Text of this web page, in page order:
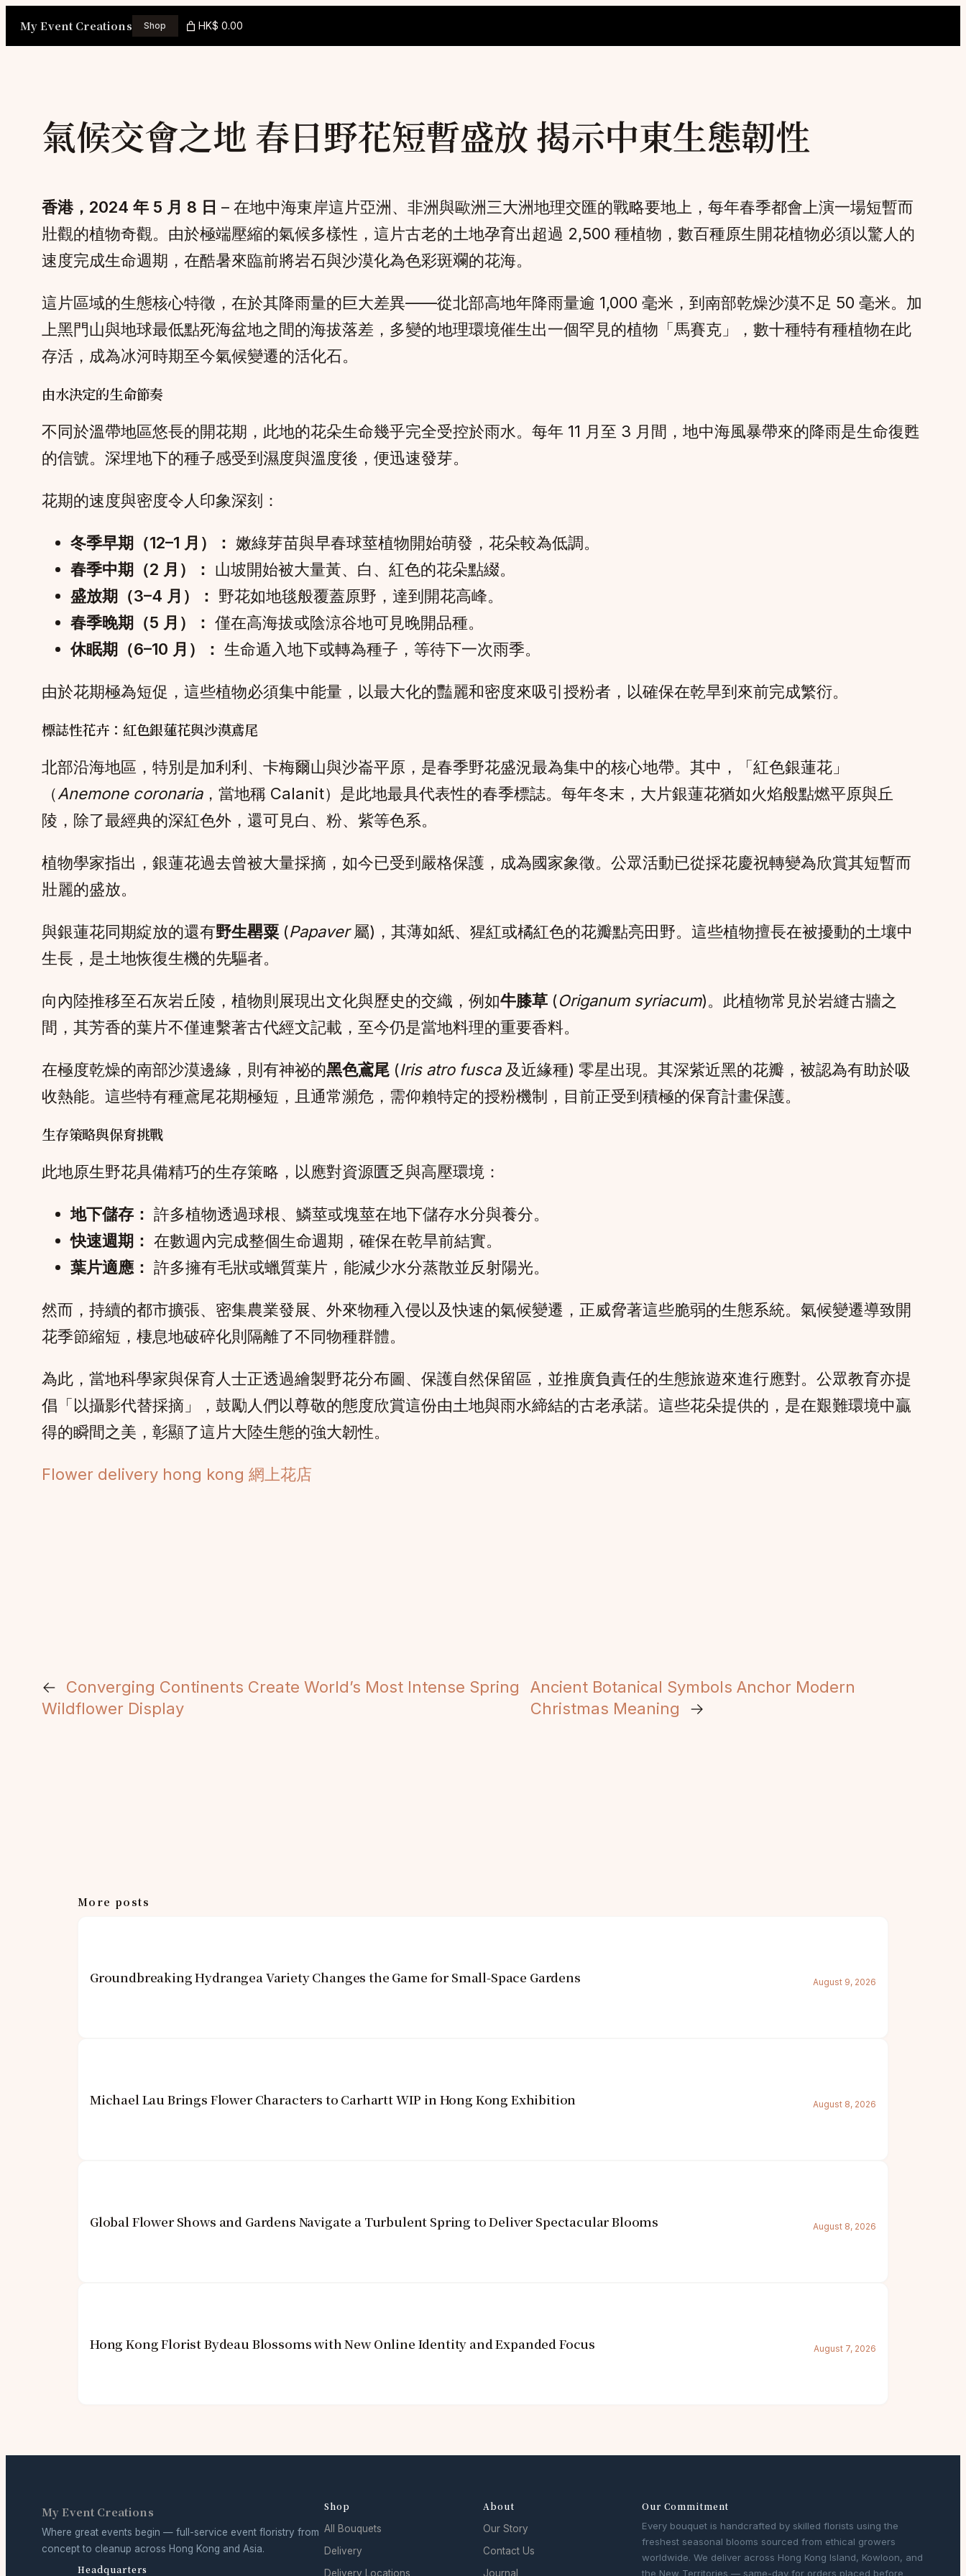
My Event Creations Shop HK$ 0.00
氣候交會之地 春日野花短暫盛放 揭示中東生態韌性
香港，2024 年 5 月 8 日 – 在地中海東岸這片亞洲、非洲與歐洲三大洲地理交匯的戰略要地上，每年春季都會上演一場短暫而
壯觀的植物奇觀。由於極端壓縮的氣候多樣性，這片古老的土地孕育出超過 2,500 種植物，數百種原生開花植物必須以驚人的
速度完成生命週期，在酷暑來臨前將岩石與沙漠化為色彩斑斕的花海。
這片區域的生態核心特徵，在於其降雨量的巨大差異——從北部高地年降雨量逾 1,000 毫米，到南部乾燥沙漠不足 50 毫米。加
上黑門山與地球最低點死海盆地之間的海拔落差，多變的地理環境催生出一個罕見的植物「馬賽克」，數十種特有種植物在此
存活，成為冰河時期至今氣候變遷的活化石。
由水決定的生命節奏
不同於溫帶地區悠長的開花期，此地的花朵生命幾乎完全受控於雨水。每年 11 月至 3 月間，地中海風暴帶來的降雨是生命復甦
的信號。深埋地下的種子感受到濕度與溫度後，便迅速發芽。
花期的速度與密度令人印象深刻：
冬季早期（12–1 月）： 嫩綠芽苗與早春球莖植物開始萌發，花朵較為低調。
春季中期（2 月）： 山坡開始被大量黃、白、紅色的花朵點綴。
盛放期（3–4 月）： 野花如地毯般覆蓋原野，達到開花高峰。
春季晚期（5 月）： 僅在高海拔或陰涼谷地可見晚開品種。
休眠期（6–10 月）： 生命遁入地下或轉為種子，等待下一次雨季。
由於花期極為短促，這些植物必須集中能量，以最大化的豔麗和密度來吸引授粉者，以確保在乾旱到來前完成繁衍。
標誌性花卉：紅色銀蓮花與沙漠鳶尾
北部沿海地區，特別是加利利、卡梅爾山與沙崙平原，是春季野花盛況最為集中的核心地帶。其中，「紅色銀蓮花」
（Anemone coronaria，當地稱 Calanit）是此地最具代表性的春季標誌。每年冬末，大片銀蓮花猶如火焰般點燃平原與丘
陵，除了最經典的深紅色外，還可見白、粉、紫等色系。
植物學家指出，銀蓮花過去曾被大量採摘，如今已受到嚴格保護，成為國家象徵。公眾活動已從採花慶祝轉變為欣賞其短暫而
壯麗的盛放。
與銀蓮花同期綻放的還有野生罌粟 (Papaver屬)，其薄如紙、猩紅或橘紅色的花瓣點亮田野。這些植物擅長在被擾動的土壤中
生長，是土地恢復生機的先驅者。
向內陸推移至石灰岩丘陵，植物則展現出文化與歷史的交織，例如牛膝草 (Origanum syriacum)。此植物常見於岩縫古牆之
間，其芳香的葉片不僅連繫著古代經文記載，至今仍是當地料理的重要香料。
在極度乾燥的南部沙漠邊緣，則有神祕的黑色鳶尾 (Iris atro fusca及近緣種) 零星出現。其深紫近黑的花瓣，被認為有助於吸
收熱能。這些特有種鳶尾花期極短，且通常瀕危，需仰賴特定的授粉機制，目前正受到積極的保育計畫保護。
生存策略與保育挑戰
此地原生野花具備精巧的生存策略，以應對資源匱乏與高壓環境：
地下儲存： 許多植物透過球根、鱗莖或塊莖在地下儲存水分與養分。
快速週期： 在數週內完成整個生命週期，確保在乾旱前結實。
葉片適應： 許多擁有毛狀或蠟質葉片，能減少水分蒸散並反射陽光。
然而，持續的都市擴張、密集農業發展、外來物種入侵以及快速的氣候變遷，正威脅著這些脆弱的生態系統。氣候變遷導致開
花季節縮短，棲息地破碎化則隔離了不同物種群體。
為此，當地科學家與保育人士正透過繪製野花分布圖、保護自然保留區，並推廣負責任的生態旅遊來進行應對。公眾教育亦提
倡「以攝影代替採摘」，鼓勵人們以尊敬的態度欣賞這份由土地與雨水締結的古老承諾。這些花朵提供的，是在艱難環境中贏
得的瞬間之美，彰顯了這片大陸生態的強大韌性。
Flower delivery hong kong 網上花店
←
Converging Continents Create World’s Most Intense Spring
Wildflower Display
Ancient Botanical Symbols Anchor Modern
Christmas Meaning
→
More posts
Groundbreaking Hydrangea Variety Changes the Game for Small-Space Gardens August 9, 2026
Michael Lau Brings Flower Characters to Carhartt WIP in Hong Kong Exhibition August 8, 2026
Global Flower Shows and Gardens Navigate a Turbulent Spring to Deliver Spectacular Blooms August 8, 2026
Hong Kong Florist Bydeau Blossoms with New Online Identity and Expanded Focus August 7, 2026
My Event Creations
Where great events begin — full-service event floristry from
concept to cleanup across Hong Kong and Asia.
Headquarters
Shop
All Bouquets
Delivery
Delivery Locations
About
Our Story
Contact Us
Journal
Our Commitment
Every bouquet is handcrafted by skilled florists using the
freshest seasonal blooms sourced from ethical growers
worldwide. We deliver across Hong Kong Island, Kowloon, and
the New Territories — same-day for orders placed before